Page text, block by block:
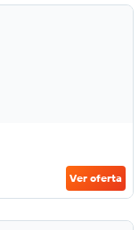
Ver oferta